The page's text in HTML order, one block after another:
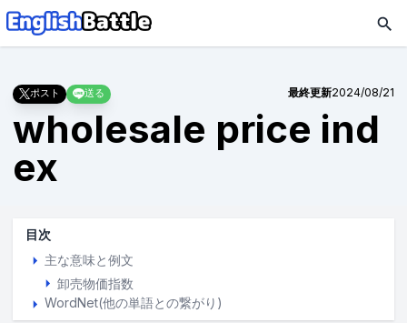
ポスト 送る 最終更新2024/08/21
wholesale price ind
ex
目次
主な意味と例文
卸売物価指数
WordNet(他の単語との繋がり)